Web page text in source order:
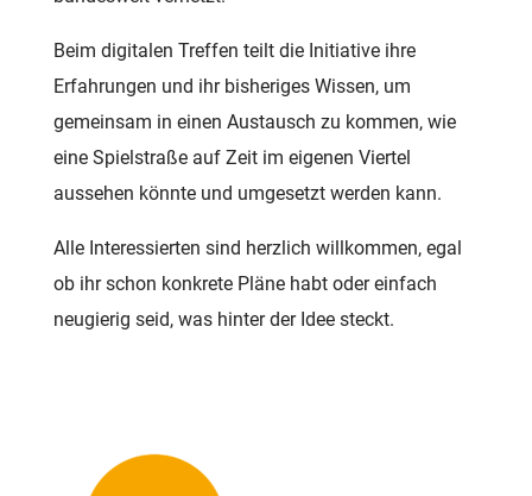
Beim digitalen Treffen teilt die Initiative ihre
Erfahrungen und ihr bisheriges Wissen, um
gemeinsam in einen Austausch zu kommen, wie
eine Spielstraße auf Zeit im eigenen Viertel
aussehen könnte und umgesetzt werden kann.
Alle Interessierten sind herzlich willkommen, egal
ob ihr schon konkrete Pläne habt oder einfach
neugierig seid, was hinter der Idee steckt.